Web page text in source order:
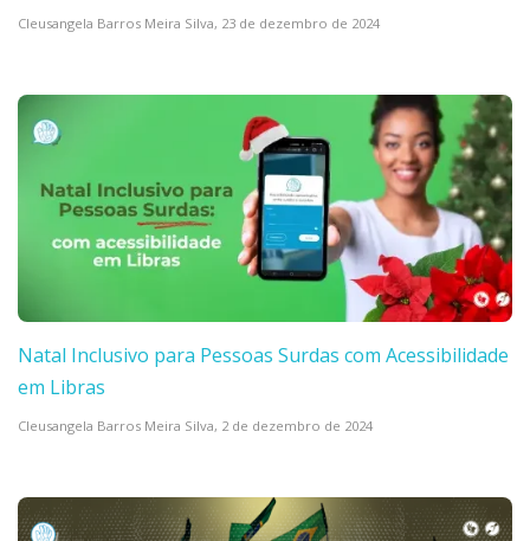
Cleusangela Barros Meira Silva, 23 de dezembro de 2024
Natal Inclusivo para Pessoas Surdas com Acessibilidade
em Libras
Cleusangela Barros Meira Silva, 2 de dezembro de 2024